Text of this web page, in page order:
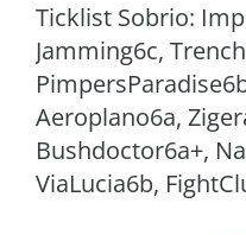
Ticklist Sobrio:
Jamming6c,
Aeroplano6a,
Bushdoctor6a+,
ViaLucia6b,